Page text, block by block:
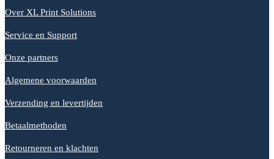
Over XL Print Solutions
Service en Support
Onze partners
Algemene voorwaarden
Verzending en levertijden
Betaalmethoden
Retourneren en klachten